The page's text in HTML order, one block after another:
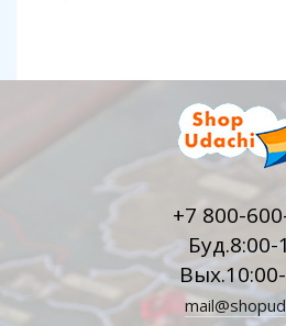
+7 800-
Буд.8:00-